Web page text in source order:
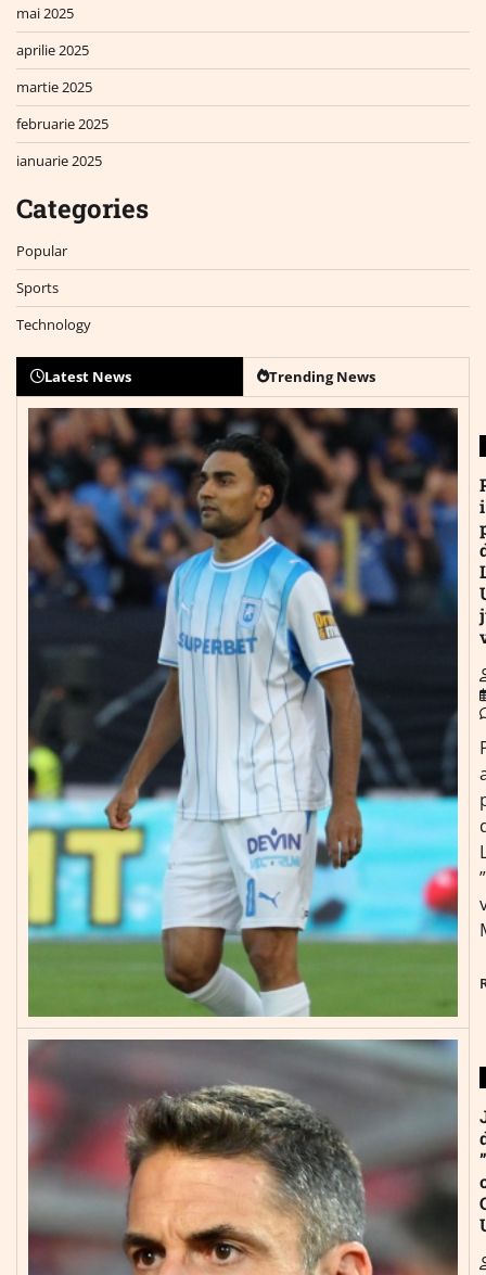
mai 2025
aprilie 2025
martie 2025
februarie 2025
ianuarie 2025
Categories
Popular
Sports
Technology
Latest News Trending News